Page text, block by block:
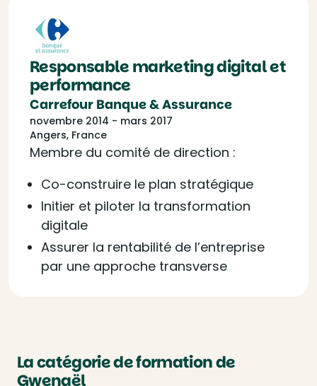
Responsable marketing digital et
performance
Carrefour Banque & Assurance
novembre 2014 - mars 2017
Angers, France
Membre du comité de direction :
Co-construire le plan stratégique
Initier et piloter la transformation
digitale
Assurer la rentabilité de l’entreprise
par une approche transverse
La catégorie de formation de
Gwenaël